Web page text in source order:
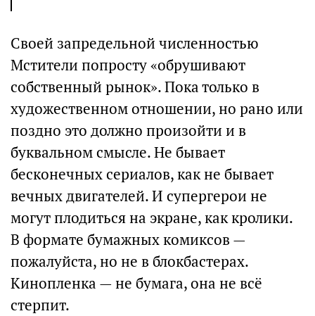
Своей запредельной численностью
Мстители попросту «обрушивают
собственный рынок». Пока только в
художественном отношении, но рано или
поздно это должно произойти и в
буквальном смысле. Не бывает
бесконечных сериалов, как не бывает
вечных двигателей. И супергерои не
могут плодиться на экране, как кролики.
В формате бумажных комиксов —
пожалуйста, но не в блокбастерах.
Кинопленка — не бумага, она не всё
стерпит.